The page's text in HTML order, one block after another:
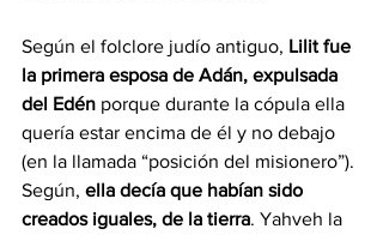
Según el folclore judío antiguo, Lilit fue
la primera esposa de Adán, expulsada
del Edén porque durante la cópula ella
quería estar encima de él y no debajo
(en la llamada “posición del misionero”).
Según, ella decía que habían sido
creados iguales, de la tierra. Yahveh la